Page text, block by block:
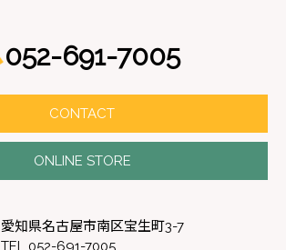
052-691-7005
CONTACT
ONLINE STORE
愛知県名古屋市南区宝生町3-7
TEL 052-691-7005